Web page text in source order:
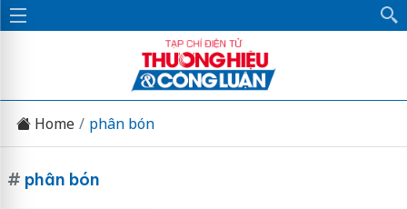
Home phân bón
# phân bón